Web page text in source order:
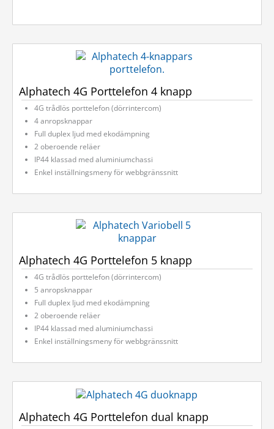
Alphatech 4G Porttelefon 4 knapp
4G trådlös porttelefon (dörrintercom)
4 anropsknappar
Full duplex ljud med ekodämpning
2 oberoende reläer
IP44 klassad med aluminiumchassi
Enkel inställningsmeny för webbgränssnitt
Alphatech 4G Porttelefon 5 knapp
4G trådlös porttelefon (dörrintercom)
5 anropsknappar
Full duplex ljud med ekodämpning
2 oberoende reläer
IP44 klassad med aluminiumchassi
Enkel inställningsmeny för webbgränssnitt
Alphatech 4G Porttelefon dual knapp